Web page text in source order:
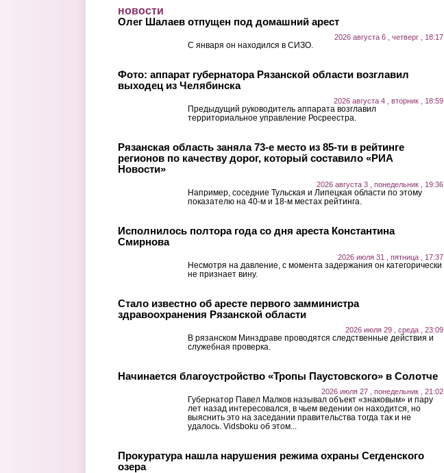
новости
Олег Шалаев отпущен под домашний арест
2026 августа 6 , четверг , 18:17
С января он находился в СИЗО.
Фото: аппарат губернатора Рязанской области возглавил
выходец из Челябинска
2026 августа 4 , вторник , 18:59
Предыдущий руководитель аппарата возглавил
территориальное управление Росреестра.
Рязанская область заняла 73-е место из 85-ти в рейтинге
регионов по качеству дорог, который составило «РИА
Новости»
2026 августа 3 , понедельник , 19:36
Например, соседние Тульская и Липецкая области по этому
показателю на 40-м и 18-м местах рейтинга.
Исполнилось полтора года со дня ареста Константина
Смирнова
2026 июля 31 , пятница , 17:37
Несмотря на давление, с момента задержания он категорически
не признает вину.
Стало известно об аресте первого замминистра
здравоохранения Рязанской области
2026 июля 29 , среда , 23:09
В рязанском Минздраве проводятся следственные действия и
служебная проверка.
Начинается благоустройство «Тропы Паустовского» в Солотче
2026 июля 27 , понедельник , 21:02
Губернатор Павел Малков называл объект «знаковым» и пару
лет назад интересовался, в чьем ведении он находится, но
выяснить это на заседании правительства тогда так и не
удалось. Vidsboku об этом...
Прокуратура нашла нарушения режима охраны Сегденского
озера